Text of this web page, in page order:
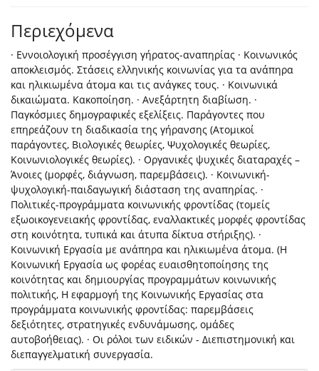
Περιεχόμενα
· Εννοιολογική προσέγγιση γήρατος-αναπηρίας · Κοινωνικός
αποκλεισμός. Στάσεις ελληνικής κοινωνίας για τα ανάπηρα
και ηλικιωμένα άτομα και τις ανάγκες τους. · Κοινωνικά
δικαιώματα. Κακοποίηση. · Ανεξάρτητη διαβίωση. ·
Παγκόσμιες δημογραφικές εξελίξεις. Παράγοντες που
επηρεάζουν τη διαδικασία της γήρανσης (Ατομικοί
παράγοντες, Βιολογικές θεωρίες, Ψυχολογικές θεωρίες,
Κοινωνιολογικές θεωρίες). · Οργανικές ψυχικές διαταραχές –
Άνοιες (μορφές, διάγνωση, παρεμβάσεις). · Κοινωνική-
ψυχολογική-παιδαγωγική διάσταση της αναπηρίας. ·
Πολιτικές-προγράμματα κοινωνικής φροντίδας (τομείς
εξωοικογενειακής φροντίδας, εναλλακτικές μορφές φροντίδας
στη κοινότητα, τυπικά και άτυπα δίκτυα στήριξης). ·
Κοινωνική Εργασία με ανάπηρα και ηλικιωμένα άτομα. (Η
Κοινωνική Εργασία ως φορέας ευαισθητοποίησης της
κοινότητας και δημιουργίας προγραμμάτων κοινωνικής
πολιτικής, Η εφαρμογή της Κοινωνικής Εργασίας στα
προγράμματα κοινωνικής φροντίδας: παρεμβάσεις
δεξιότητες, στρατηγικές ενδυνάμωσης, ομάδες
αυτοβοήθειας). · Οι ρόλοι των ειδικών - Διεπιστημονική και
διεπαγγελματική συνεργασία.